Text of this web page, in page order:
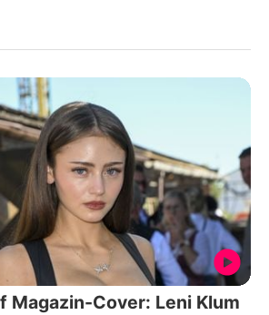
Magazin-Cover: Leni Klum